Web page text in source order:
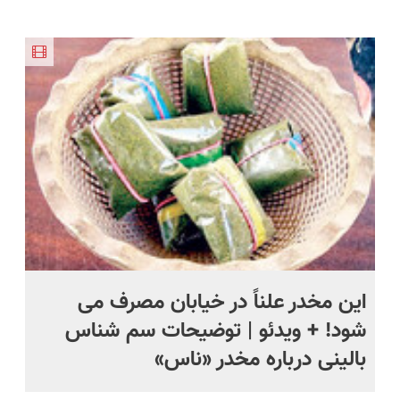
مدت
محدود)
با45%تخفیف
کارمزد!
این مخدر علناً در خیابان مصرف می
شود! + ویدئو | توضیحات سم شناس
بالینی درباره مخدر «ناس»